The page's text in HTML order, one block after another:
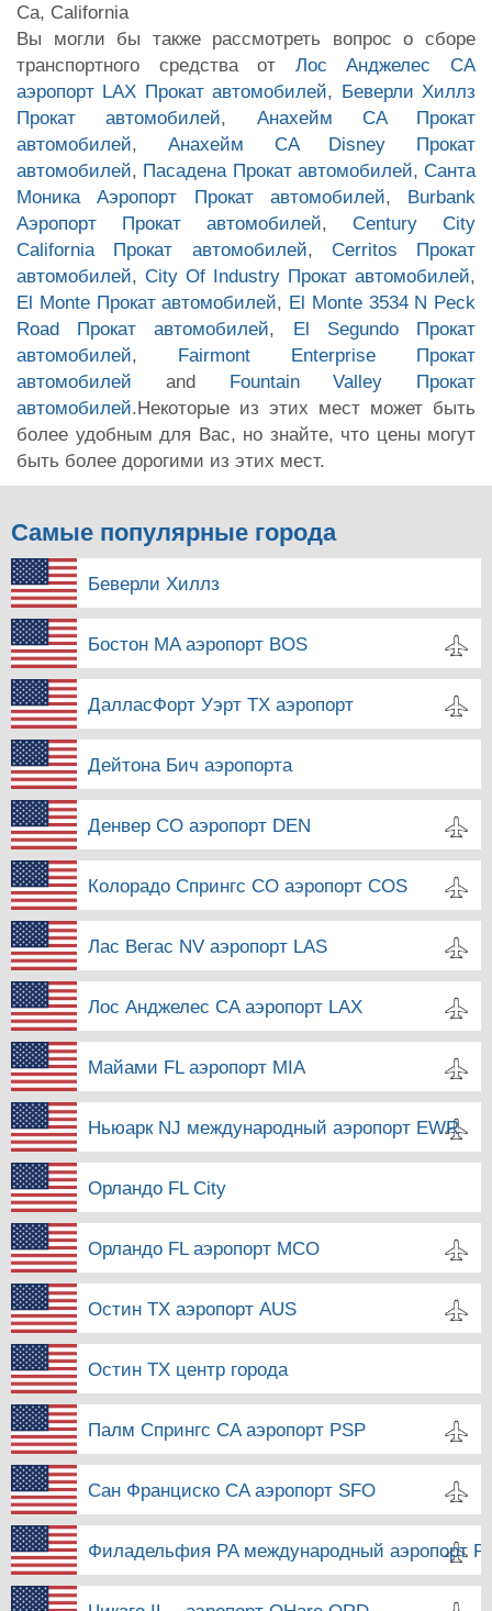
Ca, California
Вы могли бы также рассмотреть вопрос о сборе
транспортного средства от Лос Анджелес CA
аэропорт LAX Прокат автомобилей, Беверли Хиллз
Прокат автомобилей, Анахейм CA Прокат
автомобилей, Анахейм CA Disney Прокат
автомобилей, Пасадена Прокат автомобилей, Санта
Моника Аэропорт Прокат автомобилей, Burbank
Аэропорт Прокат автомобилей, Century City
California Прокат автомобилей, Cerritos Прокат
автомобилей, City Of Industry Прокат автомобилей,
El Monte Прокат автомобилей, El Monte 3534 N Peck
Road Прокат автомобилей, El Segundo Прокат
автомобилей, Fairmont Enterprise Прокат
автомобилей and Fountain Valley Прокат
автомобилей.Некоторые из этих мест может быть
более удобным для Вас, но знайте, что цены могут
быть более дорогими из этих мест.
Самые популярные города
Беверли Хиллз
Бостон MA аэропорт BOS
ДалласФорт Уэрт TX аэропорт
Дейтона Бич аэропорта
Денвер CO аэропорт DEN
Колорадо Спрингс CO аэропорт COS
Лас Вегас NV аэропорт LAS
Лос Анджелес CA аэропорт LAX
Майами FL аэропорт MIA
Ньюарк NJ международный аэропорт EWR
Орландо FL City
Орландо FL аэропорт MCO
Остин TX аэропорт AUS
Остин TX центр города
Палм Спрингс CA аэропорт PSP
Сан Франциско CA аэропорт SFO
Филадельфия PA международный аэропорт